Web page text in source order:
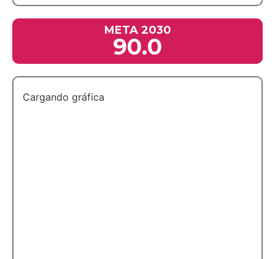
META 2030
90.0
Cargando gráfica